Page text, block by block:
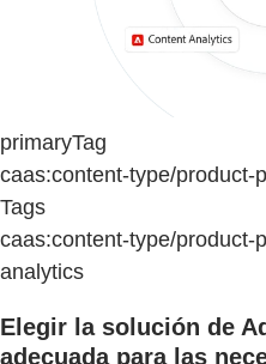
primaryTag
caas:content-type/product-
Tags
caas:content-type/product-
analytics
Elegir la solución de
adecuada para las